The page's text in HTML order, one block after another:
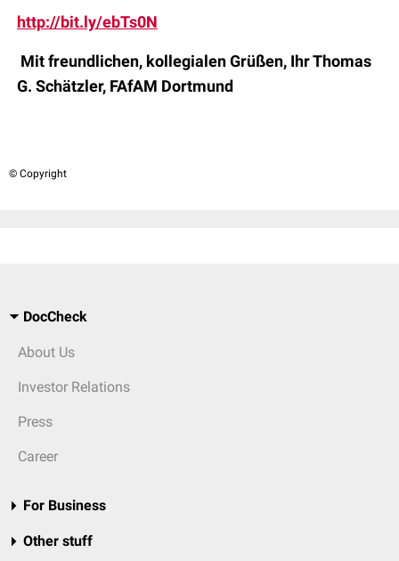
http://bit.ly/ebTs0N
Mit freundlichen, kollegialen Grüßen, Ihr Thomas
G. Schätzler, FAfAM Dortmund
© Copyright
DocCheck
About Us
Investor Relations
Press
Career
For Business
Other stuff